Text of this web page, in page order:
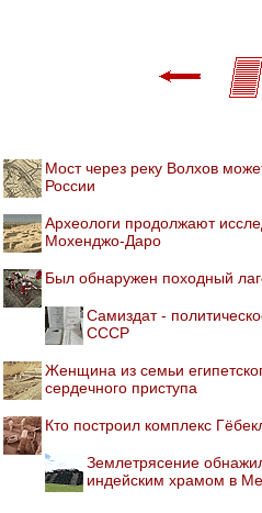
Мост через реку Волхов
России
Археологи продолжают
Мохенджо-Даро
Был обнаружен походный
Самиздат -
СССР
Женщина из семьи
сердечного приступа
Кто построил комплекс
Землетрясение
индейским храмом в